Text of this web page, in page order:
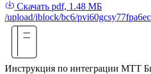
Скачать pdf, 1.48 МБ
/upload/iblock/bc6/
Инструкция по интеграции МТТ